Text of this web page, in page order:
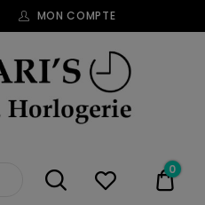
MON COMPTE
0